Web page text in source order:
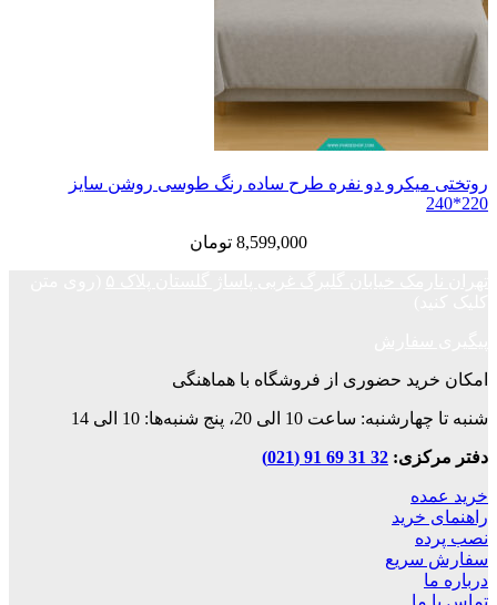
دو نفره طرح ساده رنگ طوسی روشن سایز
تومان
حضوری از فروشگاه با هماهنگی
10 الی 20، پنج شنبه‌ها: 10 الی 14
32 31 69 91 (021)